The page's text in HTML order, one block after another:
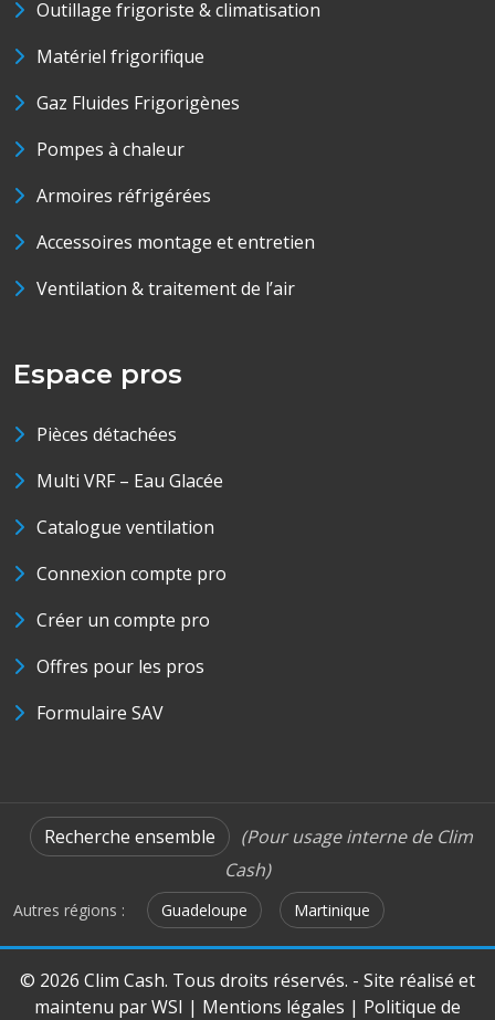
Outillage frigoriste & climatisation
Matériel frigorifique
Gaz Fluides Frigorigènes
Pompes à chaleur
Armoires réfrigérées
Accessoires montage et entretien
Ventilation & traitement de l’air
Espace pros
Pièces détachées
Multi VRF – Eau Glacée
Catalogue ventilation
Connexion compte pro
Créer un compte pro
Offres pour les pros
Formulaire SAV
Recherche ensemble
(Pour usage interne de Clim
Cash)
Autres régions : Guadeloupe Martinique
© 2026 Clim Cash. Tous droits réservés. - Site réalisé et
maintenu parWSI | Mentions légales | Politique de